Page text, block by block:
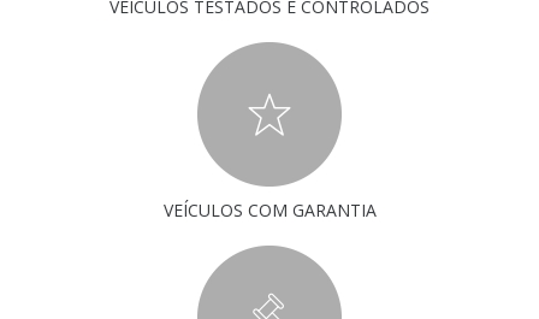
VEÍCULOS TESTADOS E CONTROLADOS
VEÍCULOS COM GARANTIA